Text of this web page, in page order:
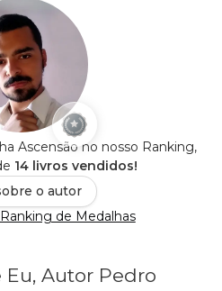
Ascensão no nosso Ranking,
14 livros vendidos!
o autor
de Medalhas
Autor Pedro